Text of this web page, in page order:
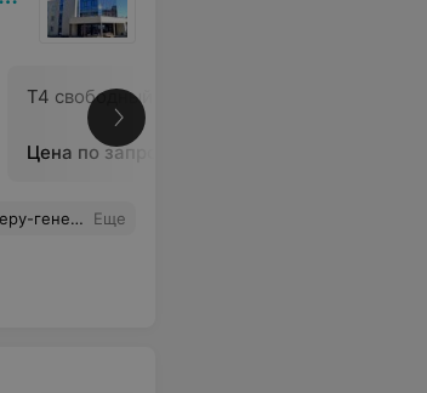
Т4 свободный
Цена по запросу
благополучия,и легких будней. Еще